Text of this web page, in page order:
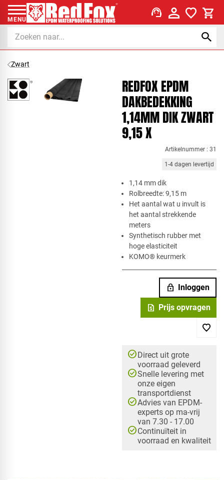
MENU support_agent
Zwart
REDFOX EPDM
DAKBEDEKKING
1,14MM DIK ZWART
9,15 X
Artikelnummer : 31
1-4 dagen levertijd
​1,14 mm dik
Rolbreedte: 9,15 m
Het aantal wat u invult is
het aantal strekkende
meters
Synthetisch rubber met
hoge elasticiteit
KOMO® keurmerk
lock Inloggen
request_quote Prijs opvragen
check_circleDirect uit grote
voorraad geleverd
check_circleSnelle levering met
onze eigen
transportdienst
check_circleAdvies van EPDM-
experts op ma-vrij
van 7.30 - 17.00
check_circleContinuïteit in
voorraad en kwaliteit